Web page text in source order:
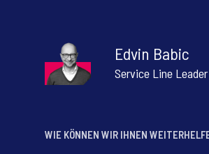
Edvin Babic
Service Line
WIE KÖNNEN WIR IHNEN